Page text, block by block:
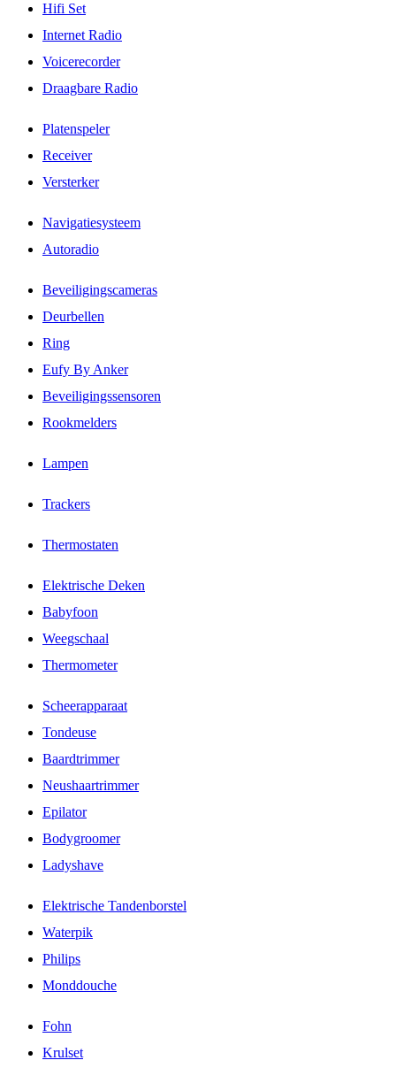
Hifi Set
Internet Radio
Voicerecorder
Draagbare Radio
Platenspeler
Receiver
Versterker
Navigatiesysteem
Autoradio
Beveiligingscameras
Deurbellen
Ring
Eufy By Anker
Beveiligingssensoren
Rookmelders
Lampen
Trackers
Thermostaten
Elektrische Deken
Babyfoon
Weegschaal
Thermometer
Scheerapparaat
Tondeuse
Baardtrimmer
Neushaartrimmer
Epilator
Bodygroomer
Ladyshave
Elektrische Tandenborstel
Waterpik
Philips
Monddouche
Fohn
Krulset